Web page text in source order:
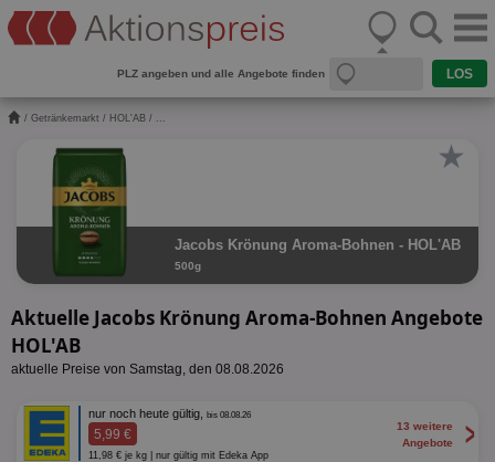
PLZ angeben und alle Angebote finden
/ Getränkemarkt / HOL'AB / ...
★
Jacobs Krönung Aroma-Bohnen - HOL'AB
500g
Aktuelle Jacobs Krönung Aroma-Bohnen Angebote
HOL'AB
aktuelle Preise von Samstag, den 08.08.2026
nur noch heute gültig, bis 08.08.26
5,99 €
11,98 € je kg | nur gültig mit Edeka App
13 weitere
Angebote
>